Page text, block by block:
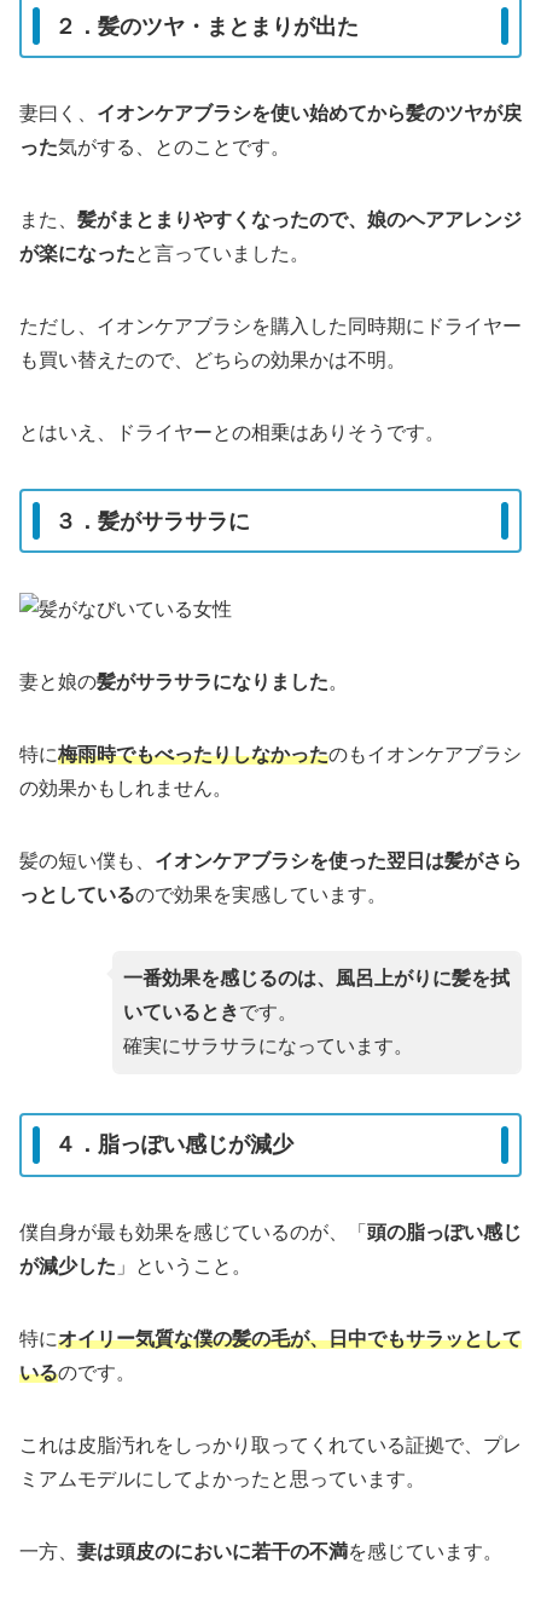
２．髪のツヤ・まとまりが出た
妻曰く、 イオンケアブラシを使い始めてから髪のツヤが戻
った気がする、とのことです。
また、 髪がまとまりやすくなったので、娘のヘアアレンジ
が楽になったと言っていました。
ただし、イオンケアブラシを購入した同時期にドライヤー
も買い替えたので、どちらの効果かは不明。
とはいえ、ドライヤーとの相乗はありそうです。
３．髪がサラサラに
妻と娘の髪がサラサラになりました。
特に梅雨時でもべったりしなかったのもイオンケアブラシ
の効果かもしれません。
髪の短い僕も、 イオンケアブラシを使った翌日は髪がさら
っとしているので効果を実感しています。
一番効果を感じるのは、風呂上がりに髪を拭
いているときです。
確実にサラサラになっています。
４．脂っぽい感じが減少
僕自身が最も効果を感じているのが、「 頭の脂っぽい感じ
が減少した 」ということ。
特にオイリー気質な僕の髪の毛が、日中でもサラッとして
いるのです。
これは皮脂汚れをしっかり取ってくれている証拠で、プレ
ミアムモデルにしてよかったと思っています。
一方、 妻は頭皮のにおいに若干の不満を感じています。